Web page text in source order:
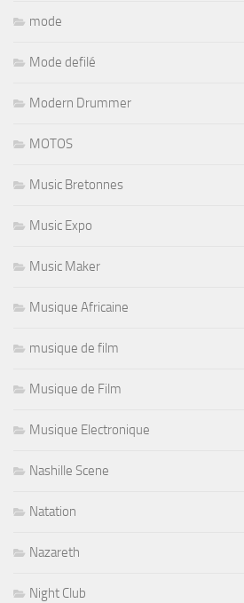
mode
Mode defilé
Modern Drummer
MOTOS
Music Bretonnes
Music Expo
Music Maker
Musique Africaine
musique de film
Musique de Film
Musique Electronique
Nashille Scene
Natation
Nazareth
Night Club